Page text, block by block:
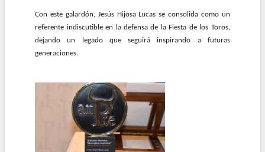
Con este galardón, Jesús Hijosa Lucas se consolida como un
referente indiscutible en la defensa de la Fiesta de los Toros,
dejando un legado que seguirá inspirando a futuras
generaciones.